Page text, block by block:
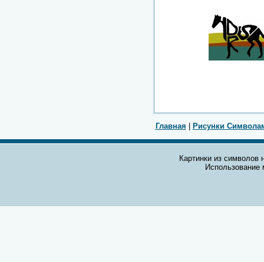
Главная Рисунки
Картинки из символов
Использование